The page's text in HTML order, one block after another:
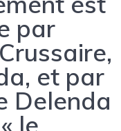
par
et par
Delenda
le